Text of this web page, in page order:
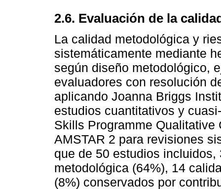
2.6. Evaluación de la
La calidad metodológica y
sistemáticamente mediante
según diseño metodológico,
evaluadores con resolución
aplicando Joanna Briggs
estudios cuantitativos y
Skills Programme
AMSTAR 2 para revisiones
que de 50 estudios
metodológica (64%), 14
(8%) conservados por